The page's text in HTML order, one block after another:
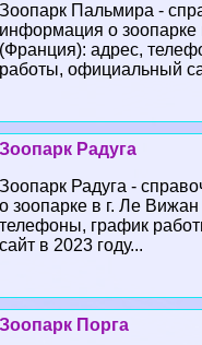
Зоопарк Пальмира -
информация о зоопарке
(Франция): адрес,
работы, официальный
Зоопарк Радуга
Зоопарк Радуга -
о зоопарке в г. Ле
телефоны, график
сайт в 2023 году...
Зоопарк Порга